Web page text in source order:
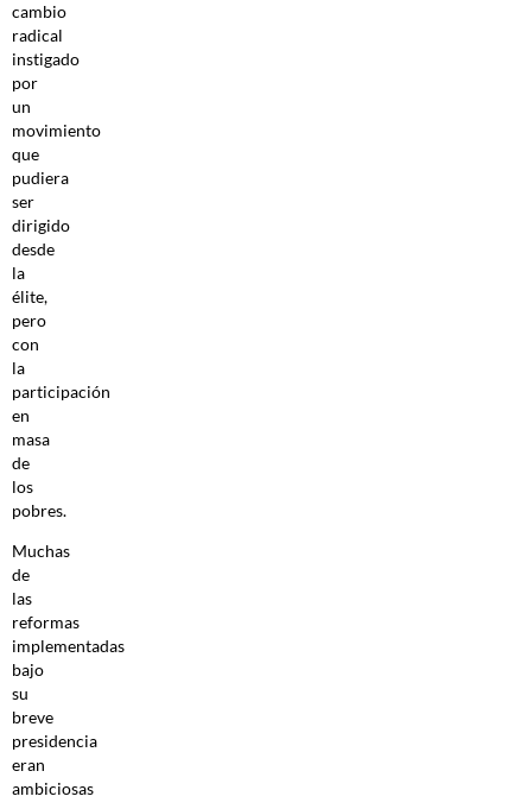
cambio
radical
instigado
por
un
movimiento
que
pudiera
ser
dirigido
desde
la
élite,
pero
con
la
participación
en
masa
de
los
pobres.
Muchas
de
las
reformas
implementadas
bajo
su
breve
presidencia
eran
ambiciosas